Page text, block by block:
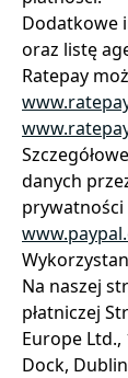
Dodatkowe
oraz listę
Ratepay
danych
prywatności
Na naszej
płatniczej
Europe Ltd.,
Dock,